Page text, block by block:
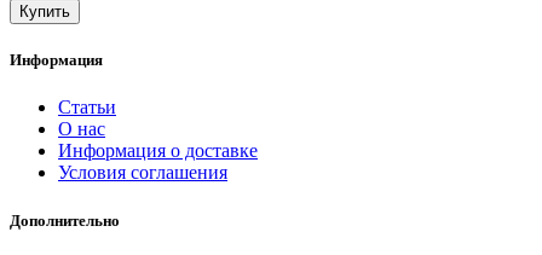
Информация
Статьи
О нас
Информация о доставке
Условия соглашения
Дополнительно